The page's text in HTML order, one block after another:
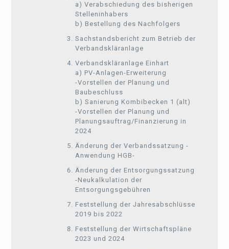
a) Verabschiedung des bisherigen
Stelleninhabers
b) Bestellung des Nachfolgers
Sachstandsbericht zum Betrieb der
Verbandskläranlage
Verbandskläranlage Einhart
a) PV-Anlagen-Erweiterung
-Vorstellen der Planung und
Baubeschluss
b) Sanierung Kombibecken 1 (alt)
-Vorstellen der Planung und
Planungsauftrag/Finanzierung in
2024
Änderung der Verbandssatzung -
Anwendung HGB-
Änderung der Entsorgungssatzung
-Neukalkulation der
Entsorgungsgebühren
Feststellung der Jahresabschlüsse
2019 bis 2022
Feststellung der Wirtschaftspläne
2023 und 2024